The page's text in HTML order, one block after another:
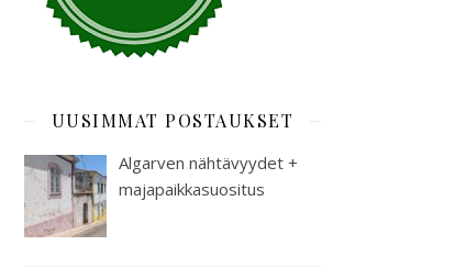
UUSIMMAT POSTAUKSET
Algarven nähtävyydet +
majapaikkasuositus